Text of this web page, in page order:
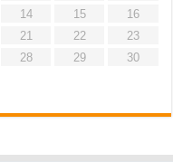
14 15
16
21 22
23
28 29
30